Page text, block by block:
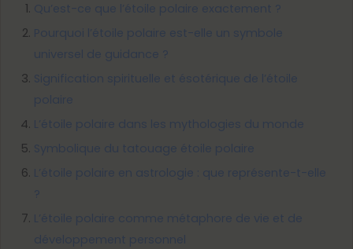
Qu’est-ce que l’étoile polaire exactement ?
Pourquoi l’étoile polaire est-elle un symbole
universel de guidance ?
Signification spirituelle et ésotérique de l’étoile
polaire
L’étoile polaire dans les mythologies du monde
Symbolique du tatouage étoile polaire
L’étoile polaire en astrologie : que représente-t-elle
?
L’étoile polaire comme métaphore de vie et de
développement personnel